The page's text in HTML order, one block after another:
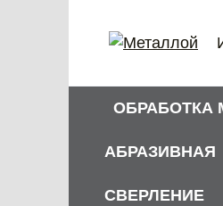
ОБРАБОТКА
АБРАЗИВНАЯ
СВЕРЛЕНИЕ